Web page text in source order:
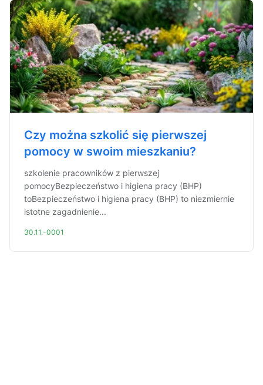
Czy można szkolić się pierwszej
pomocy w swoim mieszkaniu?
szkolenie pracowników z pierwszej
pomocyBezpieczeństwo i higiena pracy (BHP)
toBezpieczeństwo i higiena pracy (BHP) to niezmiernie
istotne zagadnienie...
30.11.-0001